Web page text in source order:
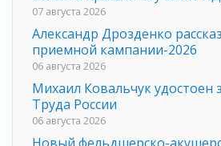
07 августа 2026
Александр Дрозденко
приемной кампании-2026
06 августа 2026
Михаил Ковальчук удостоен
Труда России
06 августа 2026